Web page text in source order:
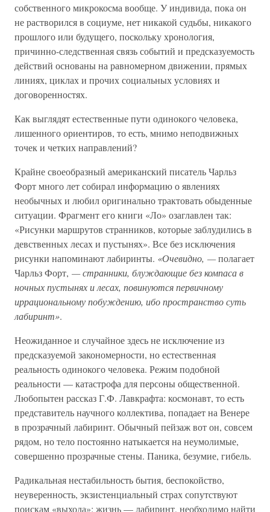
собственного микрокосма вообще. У индивида, пока он
не растворился в социуме, нет никакой судьбы, никакого
прошлого или будущего, поскольку хронология,
причинно-следственная связь событий и предсказуемость
действий основаны на равномерном движении, прямых
линиях, циклах и прочих социальных условиях и
договоренностях.
Как выглядят естественные пути одинокого человека,
лишенного ориентиров, то есть, мнимо неподвижных
точек и четких направлений?
Крайне своеобразный американский писатель Чарльз
Форт много лет собирал информацию о явлениях
необычных и любил оригинально трактовать обыденные
ситуации. Фрагмент его книги «Ло» озаглавлен так:
«Рисунки маршрутов странников, которые заблудились в
девственных лесах и пустынях». Все без исключения
рисунки напоминают лабиринты. «Очевидно, —полагает
Чарльз Форт, — странники, блуждающие без компаса в
ночных пустынях и лесах, повинуются первичному
иррациональному побуждению, ибо пространство суть
лабиринт».
Неожиданное и случайное здесь не исключение из
предсказуемой закономерности, но естественная
реальность одинокого человека. Режим подобной
реальности — катастрофа для персоны общественной.
Любопытен рассказ Г.Ф. Лавкрафта: космонавт, то есть
представитель научного коллектива, попадает на Венере
в прозрачный лабиринт. Обычный пейзаж вот он, совсем
рядом, но тело постоянно натыкается на неумолимые,
совершенно прозрачные стены. Паника, безумие, гибель.
Радикальная нестабильность бытия, беспокойство,
неуверенность, экзистенциальный страх сопутствуют
поискам «выхода»: жизнь — лабиринт, необходимо найти